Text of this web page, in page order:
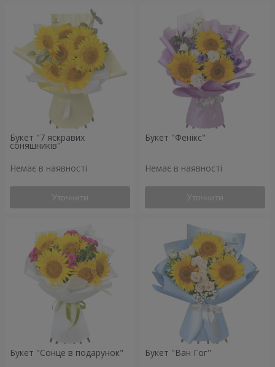
Букет "7 яскравих
соняшників"
Немає в наявності
Уточнити
Букет "Фенікс"
Немає в наявності
Уточнити
Букет "Сонце в подарунок" Букет "Ван Гог"